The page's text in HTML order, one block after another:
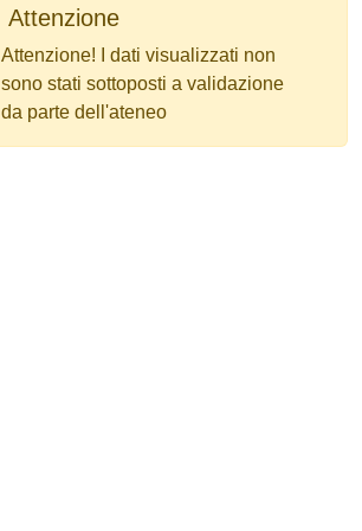
Attenzione
Attenzione! I dati visualizzati non
sono stati sottoposti a validazione
da parte dell'ateneo